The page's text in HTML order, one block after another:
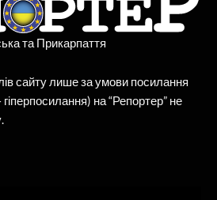
та Прикарпаття
сайту лише за умови посилання
на “Репортер” не